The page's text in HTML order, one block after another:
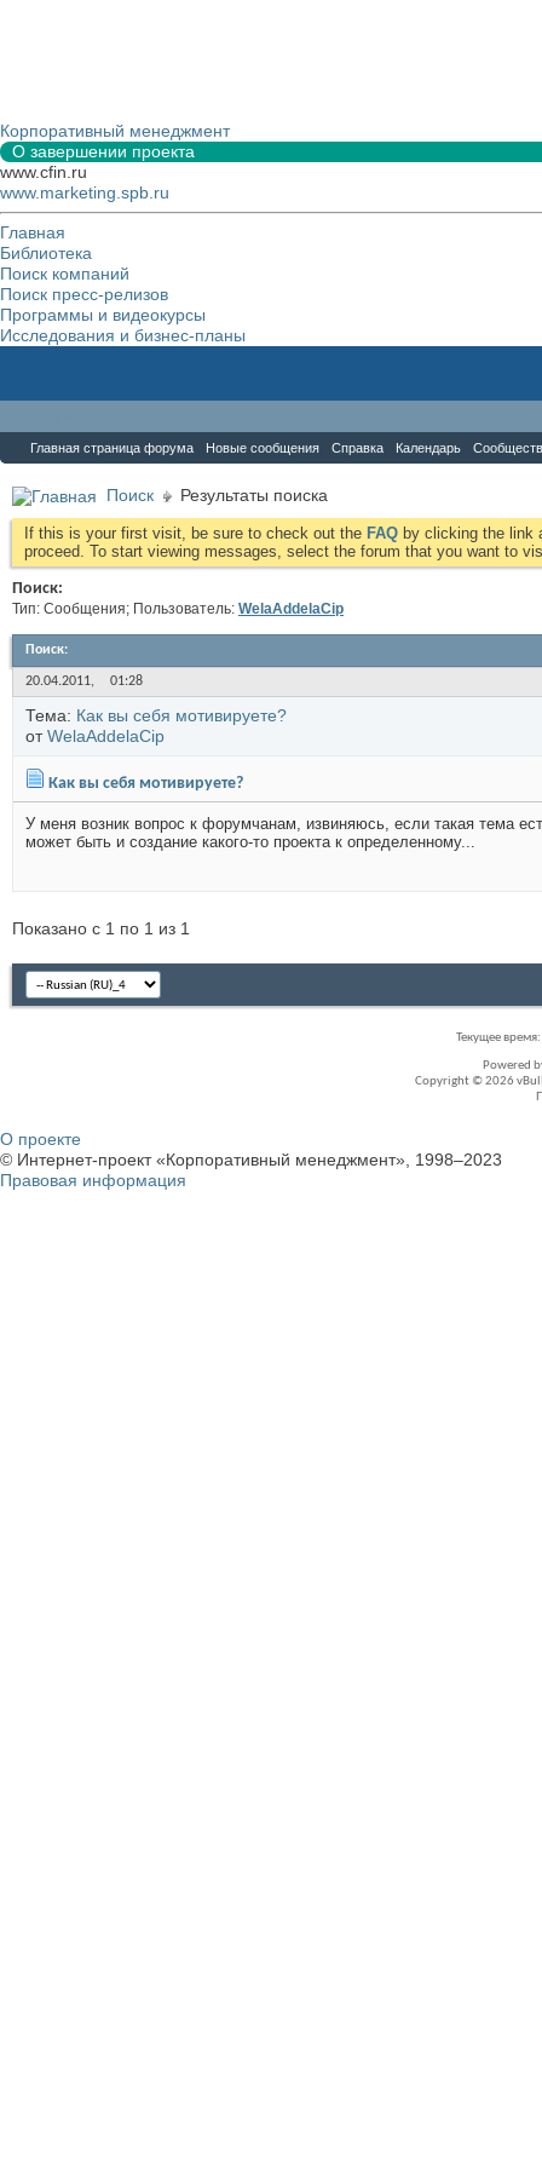
Корпоративный менеджмент
О завершении проекта
www.cfin.ru
www.marketing.spb.ru
Главная
Библиотека
Поиск компаний
Поиск пресс-релизов
Программы и видеокурсы
Исследования и бизнес-планы
Главная страница форума Новые сообщения Справка Календарь
Поиск Результаты поиска
If this is your first visit, be sure to check out the FAQ by clicking the link
proceed. To start viewing messages, select the forum that you want to
Поиск:
Тип: Сообщения; Пользователь: WelaAddelaCip
Поиск:
20.04.2011, 01:28
Тема: Как вы себя мотивируете?
отWelaAddelaCip
Как вы себя мотивируете?
У меня возник вопрос к форумчанам, извиняюсь, если такая тема
может быть и создание какого-то проекта к определенному...
Показано с 1 по 1 из 1
Текущее время:
Powered
Copyright © 2026
О проекте
© Интернет-проект «Корпоративный менеджмент», 1998–2023
Правовая информация